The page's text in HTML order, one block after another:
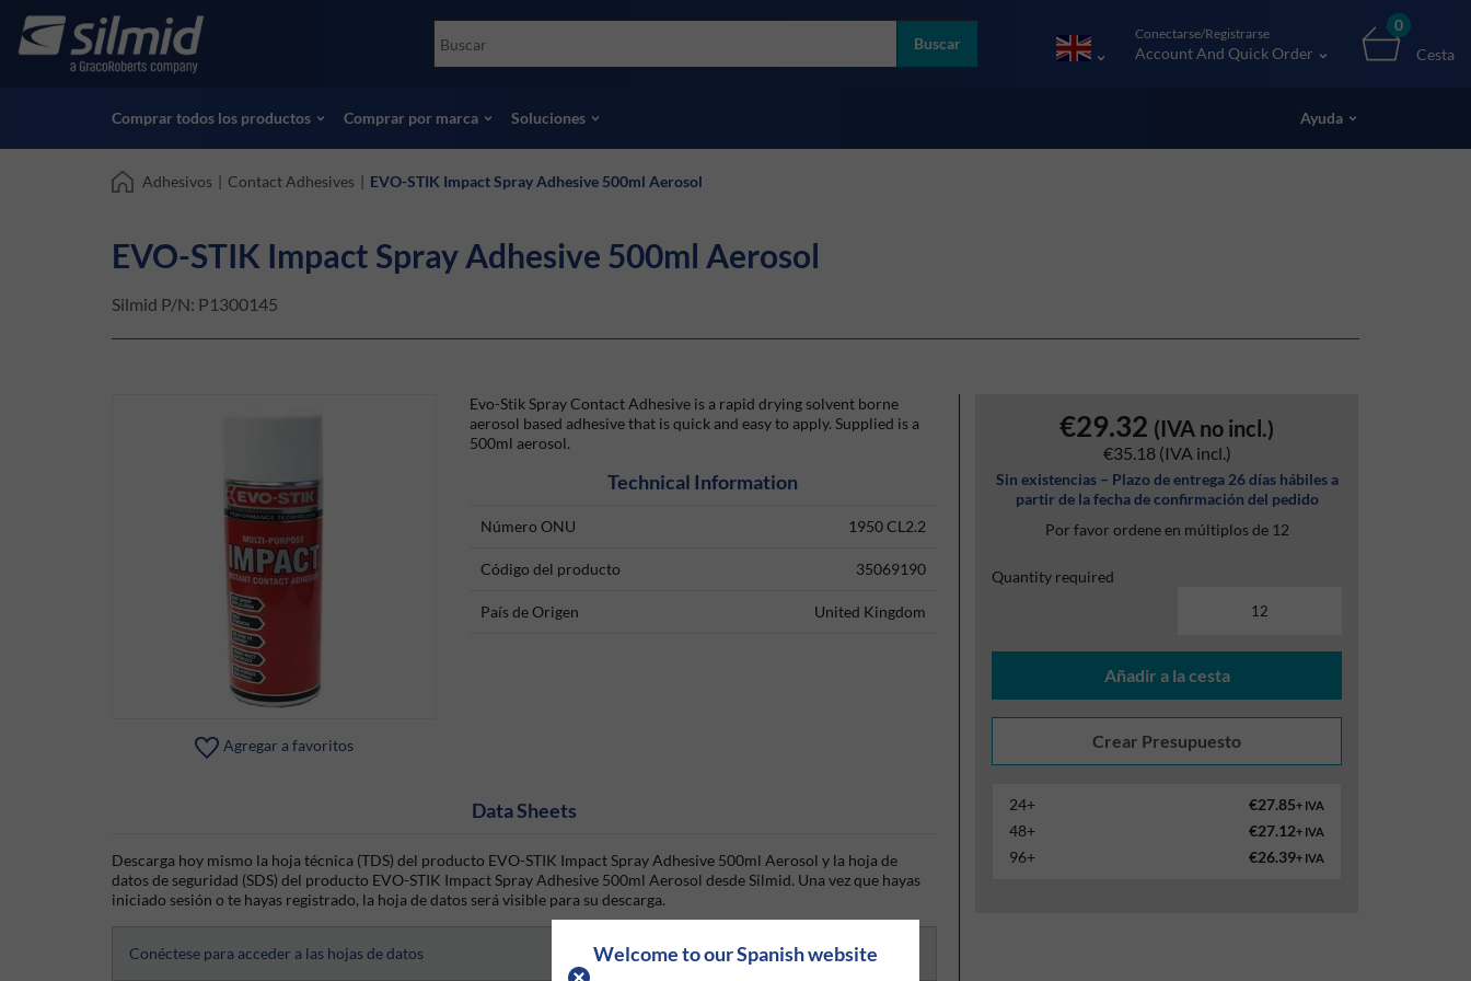
Welcome to our Spanish website
main
Accessories
Ensayos no destructivos (NDT)
Ver todos los productos
Socomore
Buscar
Conectarse/Registrarse
Account And Quick Order
0
Cesta
Comprar todos los productos Comprar por marca Soluciones Ayuda
Adhesivos | Contact Adhesives | EVO-STIK Impact Spray Adhesive 500ml Aerosol
EVO-STIK Impact Spray Adhesive 500ml Aerosol
Silmid P/N: P1300145
Agregar a favoritos
€29.32 (IVA no incl.)
€35.18 (IVA incl.)
Sin existencias – Plazo de entrega 26 días hábiles a
partir de la fecha de confirmación del pedido
Por favor ordene en múltiplos de 12
Quantity required
Añadir a la cesta
24+ €27.85+ IVA
48+ €27.12+ IVA
96+ €26.39+ IVA
Evo-Stik Spray Contact Adhesive is a rapid drying solvent borne
aerosol based adhesive that is quick and easy to apply. Supplied is a
500ml aerosol.
Technical Information
Número ONU 1950 CL2.2
Código del producto 35069190
País de Origen United Kingdom
Data Sheets
Descarga hoy mismo la hoja técnica (TDS) del producto EVO-STIK Impact Spray Adhesive 500ml Aerosol y la hoja de
datos de seguridad (SDS) del producto EVO-STIK Impact Spray Adhesive 500ml Aerosol desde Silmid. Una vez que hayas
iniciado sesión o te hayas registrado, la hoja de datos será visible para su descarga.
Conéctese para acceder a las hojas de datos